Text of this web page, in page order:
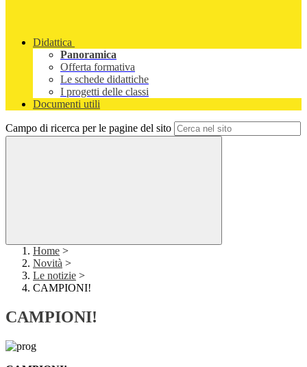
Didattica
Panoramica
Offerta formativa
Le schede didattiche
I progetti delle classi
Documenti utili
Campo di ricerca per le pagine del sito
Home >
Novità >
Le notizie >
CAMPIONI!
CAMPIONI!